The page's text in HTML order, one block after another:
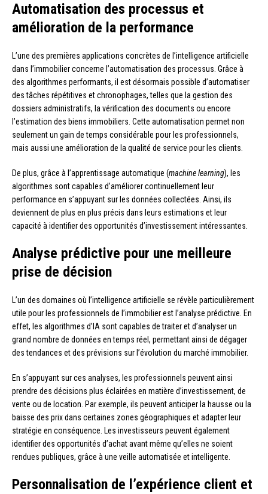
Automatisation des processus et
amélioration de la performance
L’une des premières applications concrètes de l’intelligence artificielle
dans l’immobilier concerne l’automatisation des processus. Grâce à
des algorithmes performants, il est désormais possible d’automatiser
des tâches répétitives et chronophages, telles que la gestion des
dossiers administratifs, la vérification des documents ou encore
l’estimation des biens immobiliers. Cette automatisation permet non
seulement un gain de temps considérable pour les professionnels,
mais aussi une amélioration de la qualité de service pour les clients.
De plus, grâce à l’apprentissage automatique (machine learning), les
algorithmes sont capables d’améliorer continuellement leur
performance en s’appuyant sur les données collectées. Ainsi, ils
deviennent de plus en plus précis dans leurs estimations et leur
capacité à identifier des opportunités d’investissement intéressantes.
Analyse prédictive pour une meilleure
prise de décision
L’un des domaines où l’intelligence artificielle se révèle particulièrement
utile pour les professionnels de l’immobilier est l’analyse prédictive. En
effet, les algorithmes d’IA sont capables de traiter et d’analyser un
grand nombre de données en temps réel, permettant ainsi de dégager
des tendances et des prévisions sur l’évolution du marché immobilier.
En s’appuyant sur ces analyses, les professionnels peuvent ainsi
prendre des décisions plus éclairées en matière d’investissement, de
vente ou de location. Par exemple, ils peuvent anticiper la hausse ou la
baisse des prix dans certaines zones géographiques et adapter leur
stratégie en conséquence. Les investisseurs peuvent également
identifier des opportunités d’achat avant même qu’elles ne soient
rendues publiques, grâce à une veille automatisée et intelligente.
Personnalisation de l’expérience client et